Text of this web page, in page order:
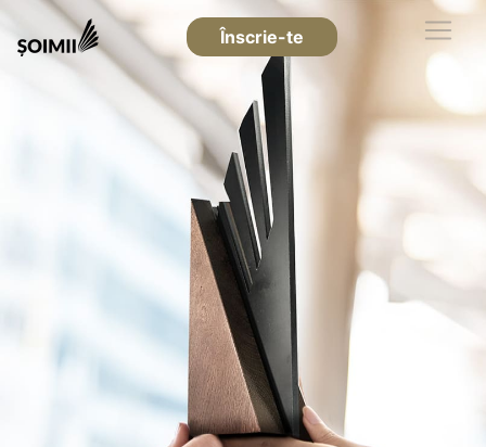
Înscrie-te